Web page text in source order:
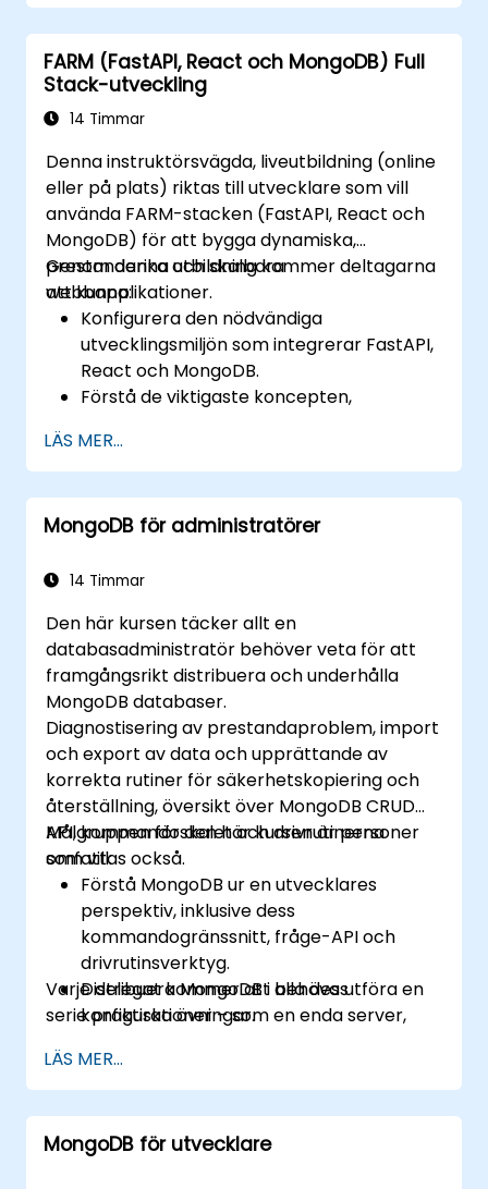
FARM (FastAPI, React och MongoDB) Full
Stack-utveckling
14 Timmar
Denna instruktörsvägda, liveutbildning (online
eller på plats) riktas till utvecklare som vill
använda FARM-stacken (FastAPI, React och
MongoDB) för att bygga dynamiska,
prestandarika och skalbara
webbapplikationer.
Genom denna utbildning kommer deltagarna
att kunna:
Konfigurera den nödvändiga
utvecklingsmiljön som integrerar FastAPI,
React och MongoDB.
Förstå de viktigaste koncepten,
stacken.
Lära sig hur man bygger REST-API:er med
FastAPI.
Lära sig hur man designar interaktiva
Utveckla, testa och distribuera
med FARM-stacken.
LÄS MER...
MongoDB för administratörer
14 Timmar
Den här kursen täcker allt en
databasadministratör behöver veta för att
framgångsrikt distribuera och underhålla
MongoDB databaser.
Diagnostisering av prestandaproblem, import
och export av data och upprättande av
korrekta rutiner för säkerhetskopiering och
återställning, översikt över MongoDB CRUD
API, kommandoskalet och drivrutinerna
omfattas också.
Målgruppen för den här kursen är personer
som vill:
Förstå MongoDB ur en utvecklares
perspektiv, inklusive dess
kommandogränssnitt, fråge-API och
drivrutinsverktyg.
Distribuera MongoDB i alla dess
konfigurationer – som en enda server,
replikuppsättning och som ett
fragmenterat kluster.
Utvärdera applikationer och välj hårdvara
på lämpligt sätt.
Varje delegat kommer att behöva utföra en
serie praktiska övningar.
LÄS MER...
MongoDB för utvecklare